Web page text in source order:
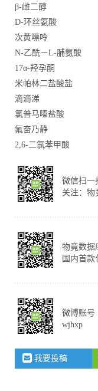
β-雌二醇
D-环丝氨酸
次黄嘌呤
N-乙酰－L-脯氨酸
17α-羟孕酮
米帕林二盐酸盐
滴滴涕
氯普马嗪盐酸
氟奋乃静
2,6-二氯苯甲酸
微信扫一
关注：物
物竟数据
国内首款
微博账号
wjhxp
我要投稿